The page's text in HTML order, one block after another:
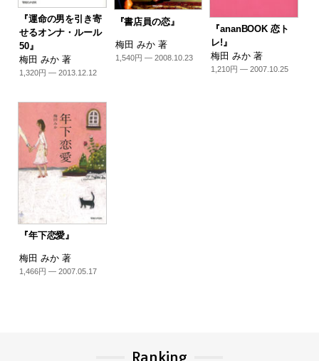
『運命の男を引き寄
せるオンナ・ルール
50』
梅田 みか 著
1,320円 — 2013.12.12
『書店員の恋』
梅田 みか 著
1,540円 — 2008.10.23
『ananBOOK 恋ト
レ!』
梅田 みか 著
1,210円 — 2007.10.25
『年下恋愛』
梅田 みか 著
1,466円 — 2007.05.17
Ranking